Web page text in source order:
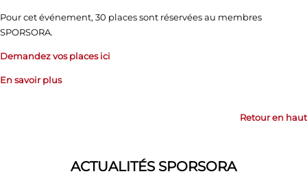
Pour cet événement, 30 places sont réservées au membres
SPORSORA.
Demandez vos places ici
En savoir plus
Retour en haut
ACTUALITÉS SPORSORA